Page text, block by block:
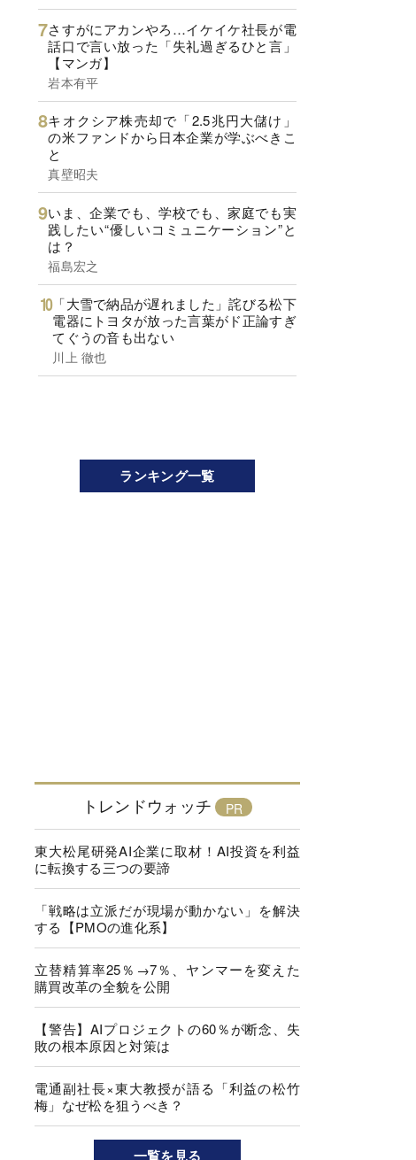
さすがにアカンやろ…イケイケ社長が電
話口で言い放った「失礼過ぎるひと言」
【マンガ】
岩本有平
キオクシア株売却で「2.5兆円大儲け」
の米ファンドから日本企業が学ぶべきこ
と
真壁昭夫
いま、企業でも、学校でも、家庭でも実
践したい“優しいコミュニケーション”と
は？
福島宏之
「大雪で納品が遅れました」詫びる松下
電器にトヨタが放った言葉がド正論すぎ
てぐうの音も出ない
川上 徹也
ランキング一覧
トレンドウォッチ
東大松尾研発AI企業に取材！AI投資を利益
に転換する三つの要諦
「戦略は立派だが現場が動かない」を解決
する【PMOの進化系】
立替精算率25％→7％、ヤンマーを変えた
購買改革の全貌を公開
【警告】AIプロジェクトの60％が断念、失
敗の根本原因と対策は
電通副社長×東大教授が語る「利益の松竹
梅」なぜ松を狙うべき？
一覧を見る